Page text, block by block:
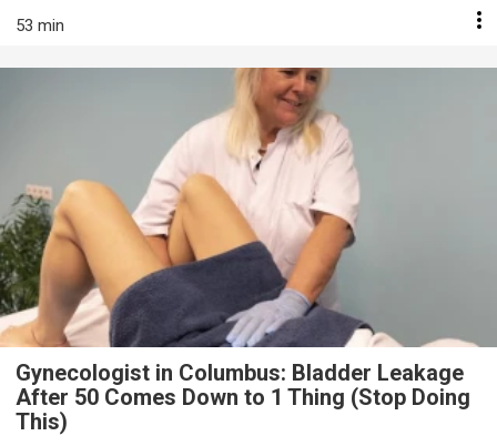
53 min
Gynecologist in Columbus: Bladder Leakage
After 50 Comes Down to 1 Thing (Stop Doing
This)